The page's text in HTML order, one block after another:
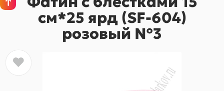
см*25 ярд (SF-604)
розовый №3